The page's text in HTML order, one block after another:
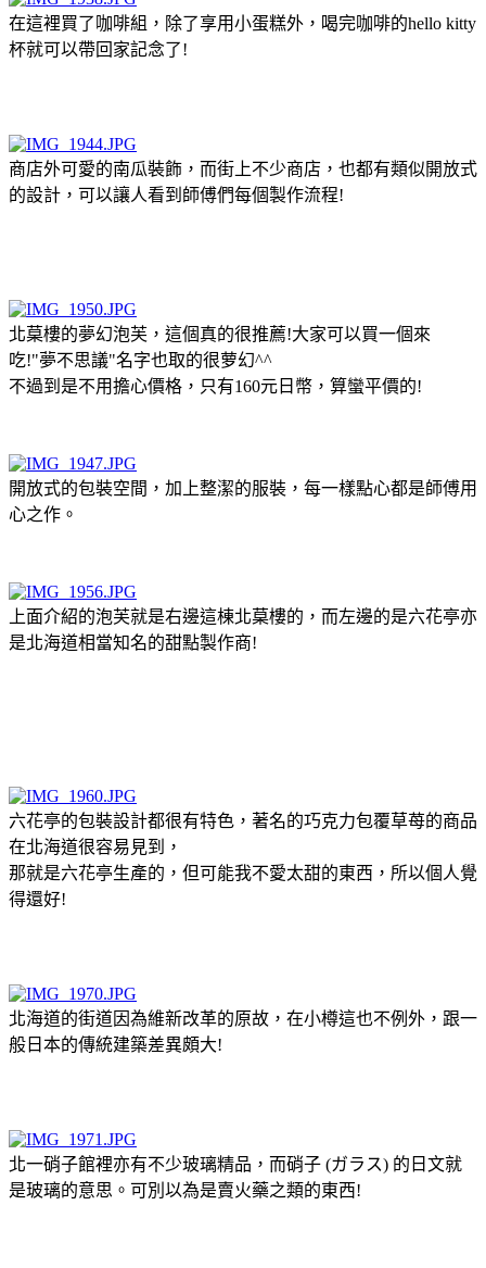
在這裡買了咖啡組，除了享用小蛋糕外，喝完咖啡的hello kitty
杯就可以帶回家記念了!
商店外可愛的南瓜裝飾，而街上不少商店，也都有類似開放式
的設計，可以讓人看到師傅們每個製作流程!
北菒樓的夢幻泡芙，這個真的很推薦!大家可以買一個來
吃!"夢不思議"名字也取的很萝幻^^
不過到是不用擔心價格，只有160元日幣，算蠻平價的!
開放式的包裝空間，加上整潔的服裝，每一樣點心都是師傅用
心之作。
上面介紹的泡芙就是右邊這棟北菒樓的，而左邊的是六花亭亦
是北海道相當知名的甜點製作商!
六花亭的包裝設計都很有特色，著名的巧克力包覆草苺的商品
在北海道很容易見到，
那就是六花亭生產的，但可能我不愛太甜的東西，所以個人覺
得還好!
北海道的街道因為維新改革的原故，在小樽這也不例外，跟一
般日本的傳統建築差異頗大!
北一硝子館裡亦有不少玻璃精品，而硝子 (ガラス) 的日文就
是玻璃的意思。可別以為是賣火藥之類的東西!